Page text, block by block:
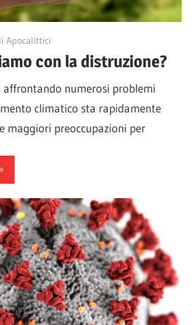
Apocalittici
con la distruzione?
numerosi problemi
climatico sta rapidamente
maggiori preoccupazioni per